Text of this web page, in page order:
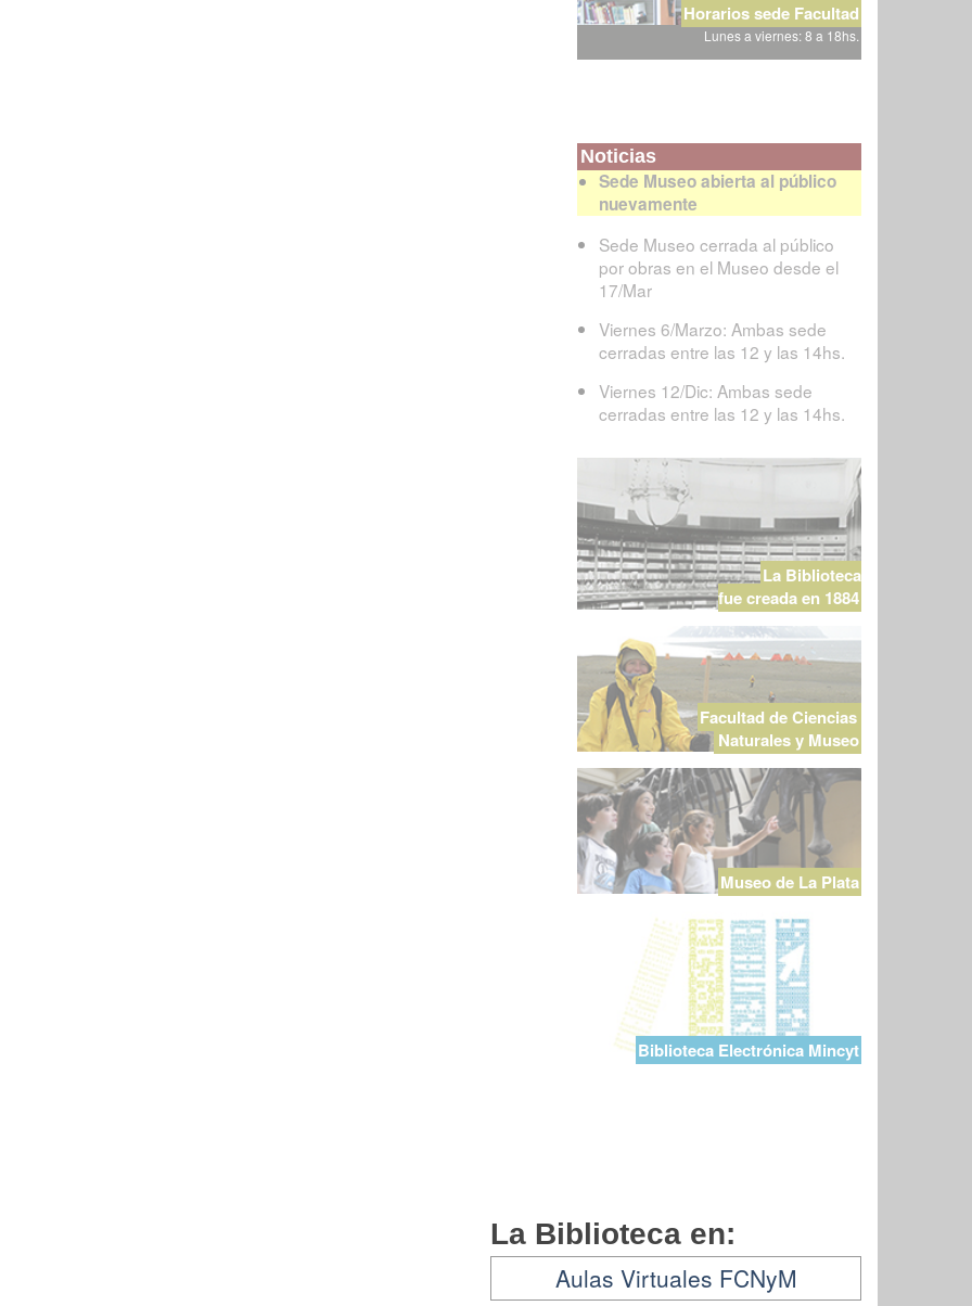
Horarios sede Facultad
Lunes a viernes: 8 a 18hs.
Noticias
Sede Museo abierta al público
nuevamente
Sede Museo cerrada al público
por obras en el Museo desde el
17/Mar
Viernes 6/Marzo: Ambas sede
cerradas entre las 12 y las 14hs.
Viernes 12/Dic: Ambas sede
cerradas entre las 12 y las 14hs.
La Biblioteca
fue creada en 1884
Facultad de Ciencias
Naturales y Museo
Museo de La Plata
Biblioteca Electrónica Mincyt
La Biblioteca en:
Aulas Virtuales FCNyM